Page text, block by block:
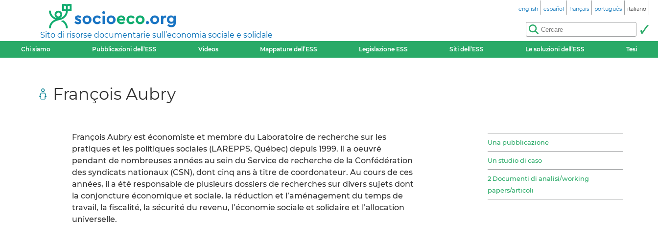
Sito di risorse documentarie sull’economia sociale e solidale
english español français português italiano
Chi siamo Pubblicazioni dell’ESS Videos Mappature dell’ESS Legislazione ESS Siti dell’ESS Le soluzioni dell’ESS Tesi
François Aubry
François Aubry est économiste et membre du Laboratoire de recherche sur les
pratiques et les politiques sociales (LAREPPS, Québec) depuis 1999. Il a oeuvré
pendant de nombreuses années au sein du Service de recherche de la Confédération
des syndicats nationaux (CSN), dont cinq ans à titre de coordonateur. Au cours de ces
années, il a été responsable de plusieurs dossiers de recherches sur divers sujets dont
la conjoncture économique et sociale, la réduction et l’aménagement du temps de
travail, la fiscalité, la sécurité du revenu, l’économie sociale et solidaire et l’allocation
universelle.
Una pubblicazione
Un studio di caso
2 Documenti di analisi/working
papers/articoli